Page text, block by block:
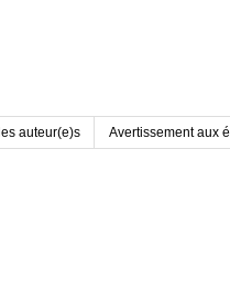
les auteur(e)s Avertissement aux